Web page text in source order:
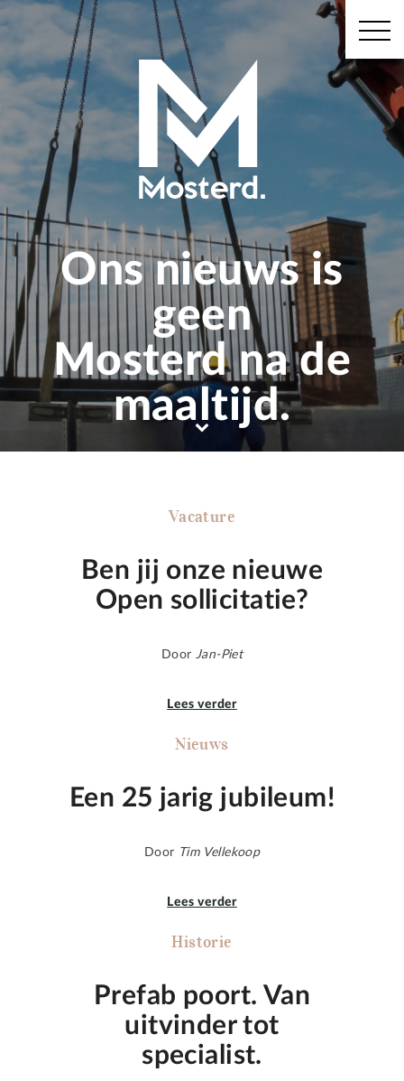
Ons nieuws is
geen
Mosterd na de
maaltijd.
Vacature
Ben jij onze nieuwe
Open sollicitatie?
Door Jan-Piet
Lees verder
Nieuws
Een 25 jarig jubileum!
Door Tim Vellekoop
Lees verder
Historie
Prefab poort. Van
uitvinder tot
specialist.